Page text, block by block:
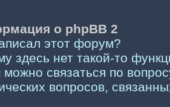
о phpBB 2
этот форум?
здесь нет такой-то
связаться по
вопросов,